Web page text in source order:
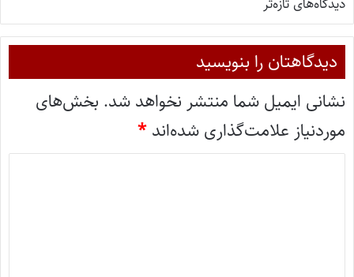
دیدگاهتان را بنویسید
نشانی ایمیل شما منتشر نخواهد شد. بخش‌های
موردنیاز علامت‌گذاری شده‌اند *